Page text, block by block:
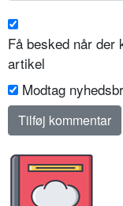
Få besked når der
artikel
Modtag